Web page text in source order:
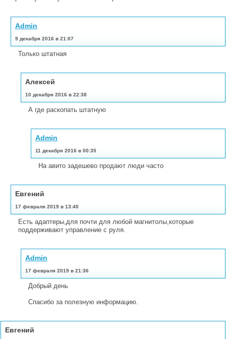
Admin
9 декабря 2016 в 21:07
Только штатная
Алексей
10 декабря 2016 в 22:38
А где раскопать штатную
Admin
11 декабря 2016 в 00:35
На авито задешево продают люди часто
Евгений
17 февраля 2019 в 13:40
Есть адаптеры,для почти для любой магнитолы,которые
поддерживают управление с руля.
Admin
17 февраля 2019 в 21:36
Добрый день
Спасибо за полезную информацию.
Евгений